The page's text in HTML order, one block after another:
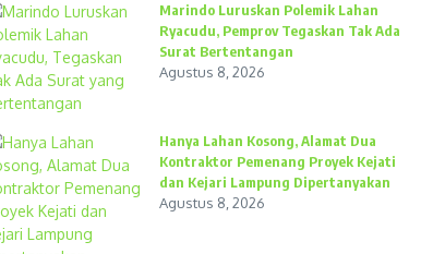
Marindo Luruskan Polemik Lahan
Ryacudu, Pemprov Tegaskan Tak Ada
Surat Bertentangan
Agustus 8, 2026
Hanya Lahan Kosong, Alamat Dua
Kontraktor Pemenang Proyek Kejati
dan Kejari Lampung Dipertanyakan
Agustus 8, 2026